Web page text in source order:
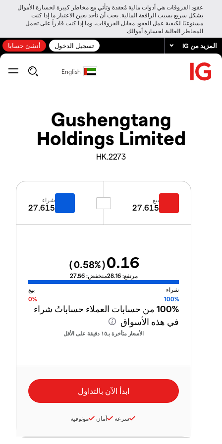
عقود الفروقات هي أدوات مالية مُعقدة وتأتي مع مخاطر كبيرة لخسارة الأموال
بشكل سريع بسبب الرافعة المالية. يجب أن تأخذ بعين الاعتبار ما إذا كنت
مستوعبًا لكيفية عمل العقود مقابل الفروقات، وما إذا كنت قادراً على تحمل
المخاطر العالية لخسارة أموالك.
المزيد من IG تسجيل الدخول أنشئ حسابا
English
Gushengtang
Holdings Limited
2273.HK
بيع
27.615
شراء
27.615
0.16
(
0.58%)
مرتفع:28.16منخفض:27.56
شراء
بيع
100%
0%
100% من حسابات العملاء حساباتُ شراء
في هذه الأسواق
الأسعار متأخرة بـ١٥ دقيقة على الأقل
سرعة أمان موثوقية